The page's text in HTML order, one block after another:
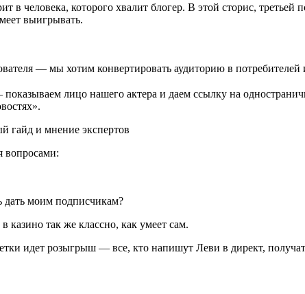
человека, которого хвалит блогер. В этой сторис, третьей
выигрывать.
— мы хотим конвертировать аудиторию в потребителей
лицо нашего актера и даем ссылку на
вопросами:
дать моим подписчикам?
казино так же классно, как умеет сам.
идет розыгрыш — все, кто напишут Леви в директ,